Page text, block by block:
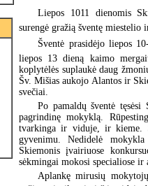
Liepos 1011 dienomis
surengė gražią šventę
Šventė prasidėjo liepos
liepos 13 dieną kaimo
koplytėlės suplaukė daug
Šv. Mišias aukojo Alantos ir
svečiai.
Po pamaldų šventė
pagrindinę mokyklą.
tvarkinga ir viduje, ir kieme.
gyvenimu. Nedidelė
Skiemonis įvairiuose
sėkmingai mokosi specialiose ir
Aplankę mirusių